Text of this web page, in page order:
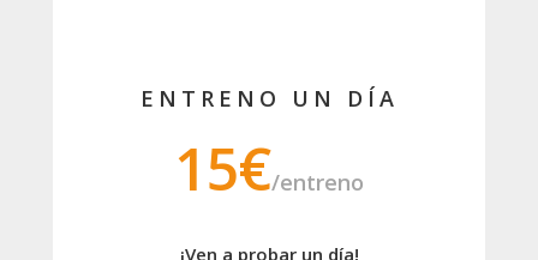
ENTRENO UN DÍA
15€/entreno
¡Ven a probar un día!